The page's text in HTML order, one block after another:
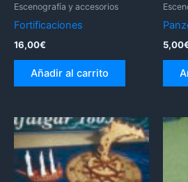
Escenografía y accesorios
Fortificaciones
16,00€
Añadir al carrito
5,00